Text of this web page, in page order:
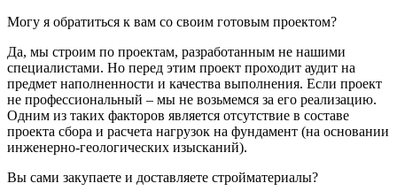
Могу я обратиться к вам со своим готовым проектом?
Да, мы строим по проектам, разработанным не нашими
специалистами. Но перед этим проект проходит аудит на
предмет наполненности и качества выполнения. Если проект
не профессиональный – мы не возьмемся за его реализацию.
Одним из таких факторов является отсутствие в составе
проекта сбора и расчета нагрузок на фундамент (на основании
инженерно-геологических изысканий).
Вы сами закупаете и доставляете стройматериалы?